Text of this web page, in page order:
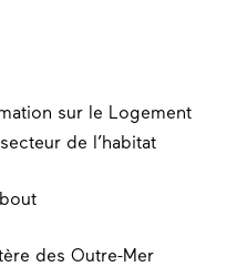
sur le Logement
de l’habitat
des Outre-Mer